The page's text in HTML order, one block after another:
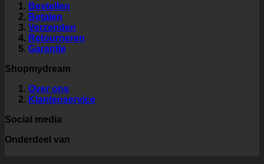
Bestellen
Betalen
Verzenden
Retourneren
Garantie
Shopmydream
Over ons
Klantenservice
Social media
Onderdeel van